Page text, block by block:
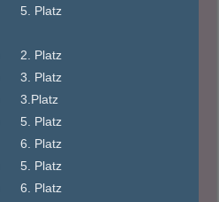
5. Platz
2. Platz
3. Platz
3.Platz
5. Platz
6. Platz
5. Platz
6. Platz